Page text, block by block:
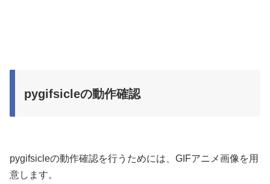
pygifsicleの動作確認
pygifsicleの動作確認を行うためには、GIFアニメ画像を用
意します。